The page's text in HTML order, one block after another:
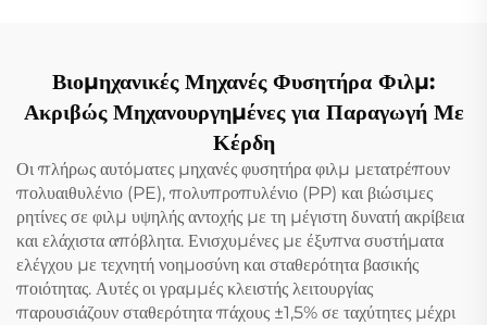
Βιομηχανικές Μηχανές Φυσητήρα Φιλμ:
Ακριβώς Μηχανουργημένες για Παραγωγή Με
Κέρδη
Οι πλήρως αυτόματες μηχανές φυσητήρα φιλμ μετατρέπουν
πολυαιθυλένιο (PE), πολυπροπυλένιο (PP) και βιώσιμες
ρητίνες σε φιλμ υψηλής αντοχής με τη μέγιστη δυνατή ακρίβεια
και ελάχιστα απόβλητα. Ενισχυμένες με έξυπνα συστήματα
ελέγχου με τεχνητή νοημοσύνη και σταθερότητα βασικής
ποιότητας. Αυτές οι γραμμές κλειστής λειτουργίας
παρουσιάζουν σταθερότητα πάχους ±1,5% σε ταχύτητες μέχρι